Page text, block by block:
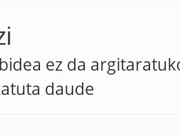
ez da
daude